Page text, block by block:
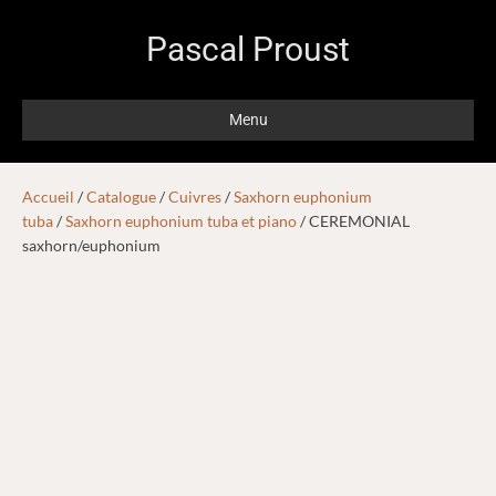
Pascal Proust
Menu
Accueil /Catalogue/Cuivres/Saxhorn euphonium
tuba/Saxhorn euphonium tuba et piano/ CEREMONIAL
saxhorn/euphonium